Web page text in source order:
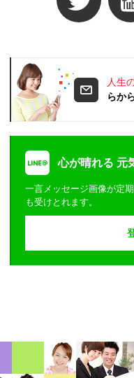
人生
らか
心が晴れる 元
一言メッセージ画像が定
も受けとれます。